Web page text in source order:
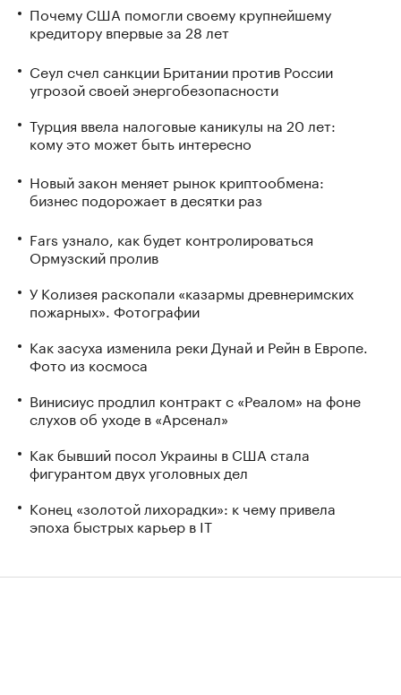
Почему США помогли своему крупнейшему
кредитору впервые за 28 лет
Сеул счел санкции Британии против России
угрозой своей энергобезопасности
Турция ввела налоговые каникулы на 20 лет:
кому это может быть интересно
Новый закон меняет рынок криптообмена:
бизнес подорожает в десятки раз
Fars узнало, как будет контролироваться
Ормузский пролив
У Колизея раскопали «казармы древнеримских
пожарных». Фотографии
Как засуха изменила реки Дунай и Рейн в Европе.
Фото из космоса
Винисиус продлил контракт с «Реалом» на фоне
слухов об уходе в «Арсенал»
Как бывший посол Украины в США стала
фигурантом двух уголовных дел
Конец «золотой лихорадки»: к чему привела
эпоха быстрых карьер в IT